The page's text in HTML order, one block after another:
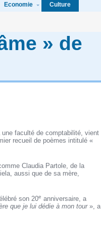
Economie Culture
» de
faculté de comptabilité, vient
recueil de poèmes intitulé «
Claudia Partole, de la
aussi que de sa mère,
son 20e anniversaire, a
que je lui dédie à mon tour», a